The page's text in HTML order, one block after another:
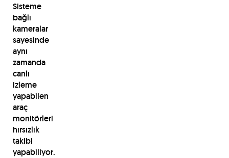
Sisteme
bağlı
kameralar
sayesinde
aynı
zamanda
canlı
izleme
yapabilen
araç
monitörleri
hırsızlık
takibi
yapabiliyor.